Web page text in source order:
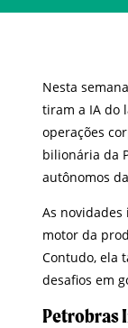
Nesta
tiram a IA do
operações
bilionária da
autônomos
As
motor da
Contudo, ela
desafios em
Petrobras